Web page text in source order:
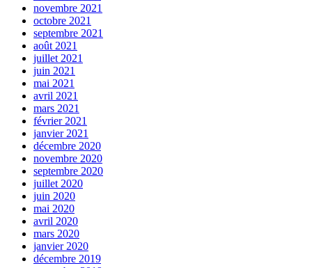
novembre 2021
octobre 2021
septembre 2021
août 2021
juillet 2021
juin 2021
mai 2021
avril 2021
mars 2021
février 2021
janvier 2021
décembre 2020
novembre 2020
septembre 2020
juillet 2020
juin 2020
mai 2020
avril 2020
mars 2020
janvier 2020
décembre 2019